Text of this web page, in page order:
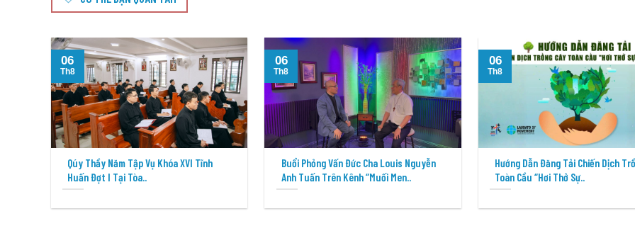
Qúy Thầy Năm Tập Vụ Khóa XVI Tĩnh
Huấn Đợt I Tại Tòa..
06
Th8
Buổi Phỏng Vấn Đức Cha Louis Nguyễn
Anh Tuấn Trên Kênh “Muối Men..
06
Th8
Hướng Dẫn Đăng Tải Chiến Dịch
Toàn Cầu “Hơi Thở Sự..
06
Th8